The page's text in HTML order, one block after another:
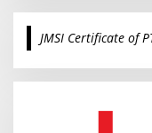
r
c
o
JMSI Certificate of